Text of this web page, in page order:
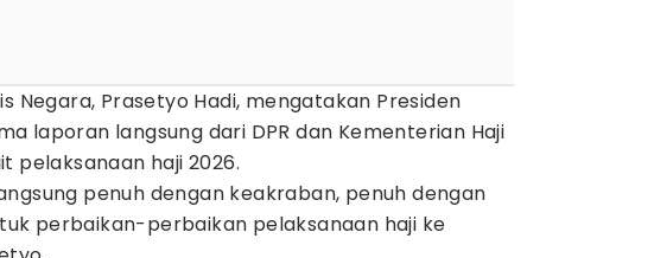
Negara, Prasetyo Hadi, mengatakan Presiden
laporan langsung dari DPR dan Kementerian Haji
pelaksanaan haji 2026.
penuh dengan keakraban, penuh dengan
perbaikan-perbaikan pelaksanaan haji ke